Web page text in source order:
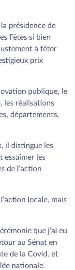
présidence de
Fêtes si bien
à fêter
prix
publique, le
les réalisations
départements,
il distingue les
essaimer les
de l’action
locale, mais
que j’ai eu
au Sénat en
de la Covid, et
nationale.